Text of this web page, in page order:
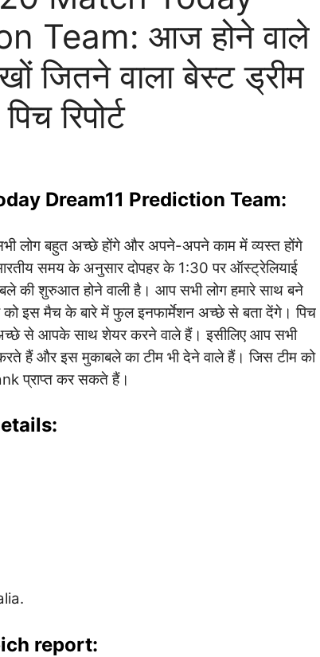
Team: आज होने वाले
जितने वाला बेस्ट ड्रीम
रिपोर्ट
Dream11 Prediction Team:
लोग बहुत अच्छे होंगे और अपने-अपने काम में व्यस्त होंगे
समय के अनुसार दोपहर के 1:30 पर ऑस्ट्रेलियाई
की शुरुआत होने वाली है। आप सभी लोग हमारे साथ बने
इस मैच के बारे में फुल इनफार्मेशन अच्छे से बता देंगे। पिच
अच्छे से आपके साथ शेयर करने वाले हैं। इसीलिए आप सभी
हैं और इस मुकाबले का टीम भी देने वाले हैं। जिस टीम को
प्राप्त कर सकते हैं।
report: